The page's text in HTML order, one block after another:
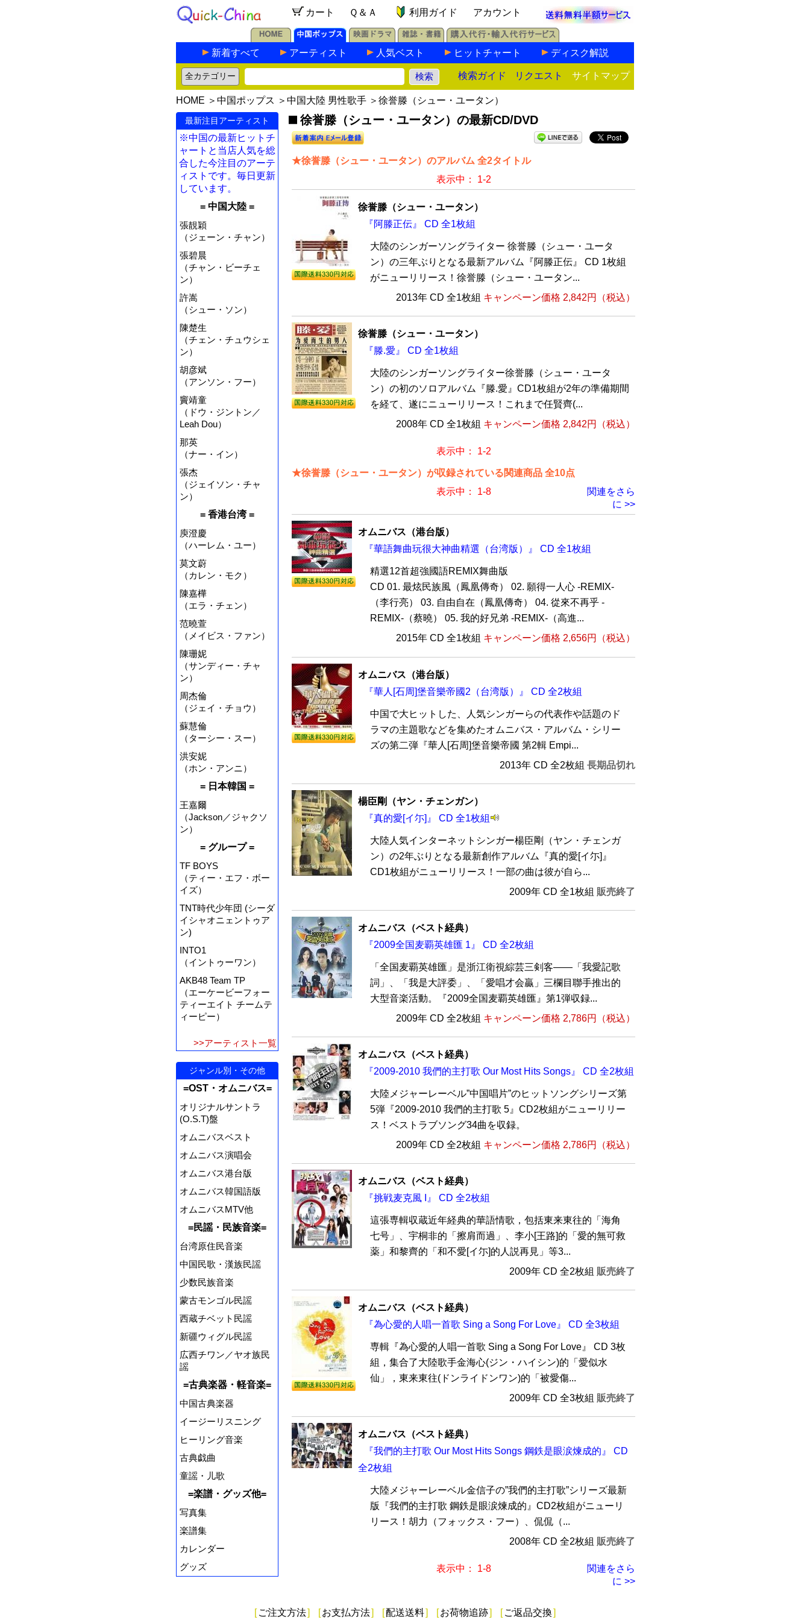
カート Ｑ＆Ａ 利用ガイド アカウント
新着すべて アーティスト 人気ベスト ヒットチャート ディスク解説
検索ガイド リクエスト サイトマップ
HOME ＞ 中国ポップス ＞ 中国大陸 男性歌手 ＞徐誉滕（シュー・ユータン）
最新注目アーティスト
※中国の最新ヒットチ
ャートと当店人気を総
合した今注目のアーテ
ィストです。毎日更新
しています。
= 中国大陸 =
張靚穎
（ジェーン・チャン）
張碧晨
（チャン・ビーチェ
ン）
許嵩
（シュー・ソン）
陳楚生
（チェン・チュウシェ
ン）
胡彦斌
（アンソン・フー）
竇靖童
（ドウ・ジントン／
Leah Dou）
那英
（ナー・イン）
張杰
（ジェイソン・チャ
ン）
= 香港台湾 =
庾澄慶
（ハーレム・ユー）
莫文蔚
（カレン・モク）
陳嘉樺
（エラ・チェン）
范曉萱
（メイビス・ファン）
陳珊妮
（サンディー・チャ
ン）
周杰倫
（ジェイ・チョウ）
蘇慧倫
（ターシー・スー）
洪安妮
（ホン・アンニ）
= 日本韓国 =
王嘉爾
（Jackson／ジャクソ
ン）
= グループ =
TF BOYS
（ティー・エフ・ボー
イズ）
TNT時代少年団 (シーダ
イシャオニェントゥア
ン)
INTO1
（イントゥーワン）
AKB48 Team TP
（エーケービーフォー
ティーエイト チームテ
ィーピー）
>>アーティスト一覧
ジャンル別・その他
=OST・オムニバス=
オリジナルサントラ
(O.S.T)盤
オムニバスベスト
オムニバス演唱会
オムニバス港台版
オムニバス韓国語版
オムニバスMTV他
=民謡・民族音楽=
台湾原住民音楽
中国民歌・漢族民謡
少数民族音楽
蒙古モンゴル民謡
西蔵チベット民謡
新疆ウィグル民謡
広西チワン／ヤオ族民
謡
=古典楽器・軽音楽=
中国古典楽器
イージーリスニング
ヒーリング音楽
古典戯曲
童謡・儿歌
=楽譜・グッズ他=
写真集
楽譜集
カレンダー
グッズ
徐誉滕（シュー・ユータン）の最新CD/DVD
★徐誉滕（シュー・ユータン）のアルバム 全2タイトル
表示中： 1-2
徐誉滕（シュー・ユータン）
『阿滕正伝』 CD 全1枚組
大陸のシンガーソングライター 徐誉滕（シュー・ユータ
ン）の三年ぶりとなる最新アルバム『阿滕正伝』 CD 1枚組
がニューリリース！徐誉滕（シュー・ユータン...
2013年 CD 全1枚組 キャンペーン価格 2,842円（税込）
徐誉滕（シュー・ユータン）
『滕.愛』 CD 全1枚組
大陸のシンガーソングライター徐誉滕（シュー・ユータ
ン）の初のソロアルバム『滕.愛』CD1枚組が2年の準備期間
を経て、遂にニューリリース！これまで任賢齊(...
2008年 CD 全1枚組 キャンペーン価格 2,842円（税込）
表示中： 1-2
★徐誉滕（シュー・ユータン）が収録されている関連商品 全10点
関連をさら
に >>
表示中： 1-8
オムニバス（港台版）
『華語舞曲玩很大神曲精選（台湾版）』 CD 全1枚組
精選12首超強國語REMIX舞曲版
CD 01. 最炫民族風（鳳凰傳奇） 02. 願得一人心 -REMIX-
（李行亮） 03. 自由自在（鳳凰傳奇） 04. 從來不再乎 -
REMIX-（蔡曉） 05. 我的好兄弟 -REMIX-（高進...
2015年 CD 全1枚組 キャンペーン価格 2,656円（税込）
オムニバス（港台版）
『華人[石周]堡音樂帝國2（台湾版）』 CD 全2枚組
中国で大ヒットした、人気シンガーらの代表作や話題のド
ラマの主題歌などを集めたオムニバス・アルバム・シリー
ズの第二弾『華人[石周]堡音樂帝國 第2輯 Empi...
2013年 CD 全2枚組 長期品切れ
楊臣剛（ヤン・チェンガン）
『真的愛[イ尓]』 CD 全1枚組
大陸人気インターネットシンガー楊臣剛（ヤン・チェンガ
ン）の2年ぶりとなる最新創作アルバム『真的愛[イ尓]』
CD1枚組がニューリリース！一部の曲は彼が自ら...
2009年 CD 全1枚組 販売終了
オムニバス（ベスト経典）
『2009全国麦覇英雄匯 1』 CD 全2枚組
「全国麦覇英雄匯」是浙江衛視綜芸三剣客――「我愛記歌
詞」、「我是大評委」、「愛唱才会贏」三欄目聯手推出的
大型音楽活動。『2009全国麦覇英雄匯』第1弾収録...
2009年 CD 全2枚組 キャンペーン価格 2,786円（税込）
オムニバス（ベスト経典）
『2009-2010 我們的主打歌 Our Most Hits Songs』 CD 全2枚組
大陸メジャーレーベル”中国唱片”のヒットソングシリーズ第
5弾『2009-2010 我們的主打歌 5』CD2枚組がニューリリー
ス！ベストラブソング34曲を収録。
2009年 CD 全2枚組 キャンペーン価格 2,786円（税込）
オムニバス（ベスト経典）
『挑戦麦克風 I』 CD 全2枚組
這張専輯収蔵近年経典的華語情歌，包括東来東往的「海角
七号」、宇桐非的「擦肩而過」、李小[王路]的「愛的無可救
薬」和黎齊的「和不愛[イ尓]的人説再見」等3...
2009年 CD 全2枚組 販売終了
オムニバス（ベスト経典）
『為心愛的人唱一首歌 Sing a Song For Love』 CD 全3枚組
専輯『為心愛的人唱一首歌 Sing a Song For Love』 CD 3枚
組，集合了大陸歌手金海心(ジン・ハイシン)的「愛似水
仙」，東来東往(ドンライドンワン)的「被愛傷...
2009年 CD 全3枚組 販売終了
オムニバス（ベスト経典）
『我們的主打歌 Our Most Hits Songs 鋼鉄是眼涙煉成的』 CD
全2枚組
大陸メジャーレーベル金信子の”我們的主打歌”シリーズ最新
版『我們的主打歌 鋼鉄是眼涙煉成的』CD2枚組がニューリ
リース！胡力（フォックス・フー）、侃侃（...
2008年 CD 全2枚組 販売終了
関連をさら
に >>
表示中： 1-8
[ ご注文方法] [お支払方法] [配送送料] [お荷物追跡] [ ご返品交換]